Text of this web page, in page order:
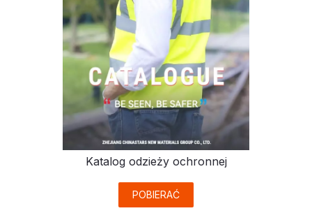
Katalog odzieży ochronnej
POBIERAĆ